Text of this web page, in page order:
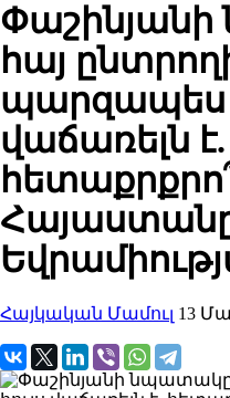
հայ
պարզապես
վաճառելն է.
Հայկական Մամուլ 13